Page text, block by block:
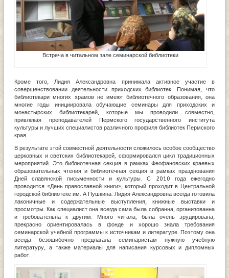
Встреча в читальном зале семинарской библиотеки
Кроме того, Лидия Александровна принимала активное участие в
совершенствовании деятельности приходских библиотек. Понимая, что
библиотекари многих храмов не имеют библиотечного образования, она
многие годы инициировала обучающие семинары для приходских и
монастырских библиотекарей, которые мы проводили совместно,
привлекая преподавателей Пермского государственного института
культуры и лучших специалистов различного профиля библиотек Пермского
края.
В результате этой совместной деятельности сложилось особое сообщество
церковных и светских библиотекарей, сформировался цикл традиционных
мероприятий. Это библиотечная секция в рамках Феофановских краевых
образовательных чтения и библиотечная секция в рамках празднования
Дней славянской письменности и культуры. С 2010 года ежегодно
проводится «День православной книги», который проходит в Центральной
городской библиотеке им. А Пушкина. Лидия Александровна всегда готовила
лаконичные и содержательные выступления, книжные выставки и
просмотры. Как специалист она всегда сама была собранна, организованна
и требовательна к другим. Много читала, была очень эрудирована,
прекрасно ориентировалась в фонде и хорошо знала требования
семинарской учебной программы к источникам и литературе. Поэтому она
всегда безошибочно предлагала семинаристам нужную учебную
литературу, а также материалы для написания курсовых и дипломных
работ.